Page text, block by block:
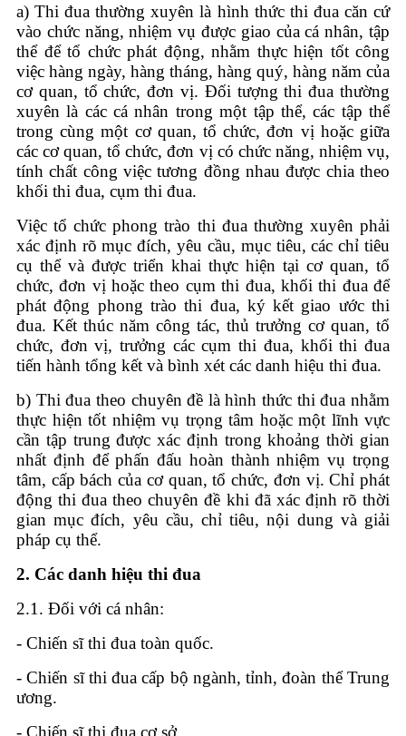
a) Thi đua thường xuyên là hình thức thi đua căn cứ
vào chức năng, nhiệm vụ được giao của cá nhân, tập
thể để tổ chức phát động, nhằm thực hiện tốt công
việc hàng ngày, hàng tháng, hàng quý, hàng năm của
cơ quan, tổ chức, đơn vị. Đối tượng thi đua thường
xuyên là các cá nhân trong một tập thể, các tập thể
trong cùng một cơ quan, tổ chức, đơn vị hoặc giữa
các cơ quan, tổ chức, đơn vị có chức năng, nhiệm vụ,
tính chất công việc tương đồng nhau được chia theo
khối thi đua, cụm thi đua.
Việc tổ chức phong trào thi đua thường xuyên phải
xác định rõ mục đích, yêu cầu, mục tiêu, các chỉ tiêu
cụ thể và được triển khai thực hiện tại cơ quan, tổ
chức, đơn vị hoặc theo cụm thi đua, khối thi đua để
phát động phong trào thi đua, ký kết giao ước thi
đua. Kết thúc năm công tác, thủ trưởng cơ quan, tổ
chức, đơn vị, trưởng các cụm thi đua, khối thi đua
tiến hành tổng kết và bình xét các danh hiệu thi đua.
b) Thi đua theo chuyên đề là hình thức thi đua nhằm
thực hiện tốt nhiệm vụ trọng tâm hoặc một lĩnh vực
cần tập trung được xác định trong khoảng thời gian
nhất định để phấn đấu hoàn thành nhiệm vụ trọng
tâm, cấp bách của cơ quan, tổ chức, đơn vị. Chỉ phát
động thi đua theo chuyên đề khi đã xác định rõ thời
gian mục đích, yêu cầu, chỉ tiêu, nội dung và giải
pháp cụ thể.
2. Các danh hiệu thi đua
2.1. Đối với cá nhân:
- Chiến sĩ thi đua toàn quốc.
- Chiến sĩ thi đua cấp bộ ngành, tỉnh, đoàn thể Trung
ương.
- Chiến sĩ thi đua cơ sở.